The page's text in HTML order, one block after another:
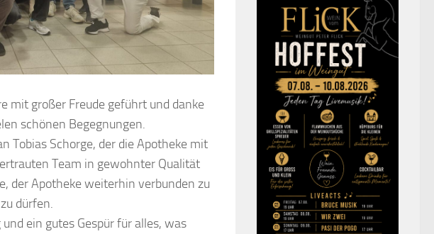
mit großer Freude geführt und danke
schönen Begegnungen.
Tobias Schorge, der die Apotheke mit
Team in gewohnter Qualität
der Apotheke weiterhin verbunden zu
dürfen.
ein gutes Gespür für alles, was